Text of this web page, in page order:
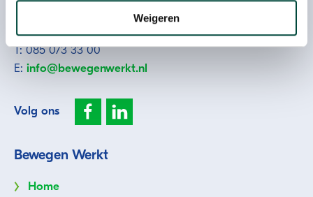
Weigeren
T: 085 073 33 00
E: info@bewegenwerkt.nl
Volg ons
Bewegen Werkt
Home